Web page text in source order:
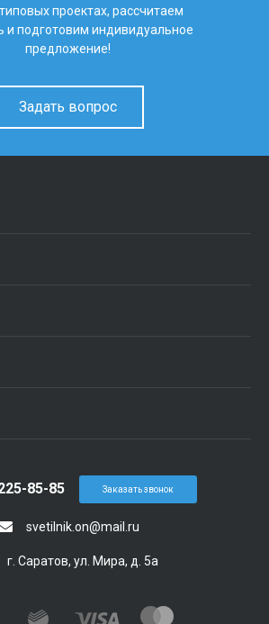
проектах, рассчитаем
и подготовим индивидуальное
предложение!
Задать вопрос
svetilnik.on@mail.ru
85-85
г. Саратов, ул. Мира, д. 5а
Заказать звонок